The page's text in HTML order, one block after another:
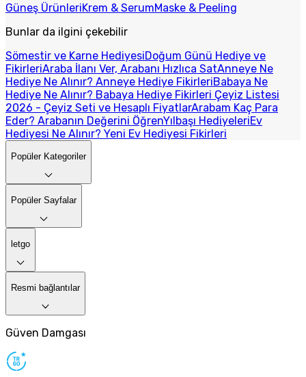
Güneş ÜrünleriKrem & SerumMaske & Peeling
Bunlar da ilgini çekebilir
Sömestir ve Karne HediyesiDoğum Günü Hediye ve
FikirleriAraba İlanı Ver, Arabanı Hızlıca SatAnneye Ne
Hediye Ne Alınır? Anneye Hediye FikirleriBabaya Ne
Hediye Ne Alınır? Babaya Hediye Fikirleri Çeyiz Listesi
2026 - Çeyiz Seti ve Hesaplı FiyatlarArabam Kaç Para
Eder? Arabanın Değerini ÖğrenYılbaşı HediyeleriEv
Hediyesi Ne Alınır? Yeni Ev Hediyesi Fikirleri
Popüler Kategoriler
Popüler Sayfalar
letgo
Resmi bağlantılar
Güven Damgası